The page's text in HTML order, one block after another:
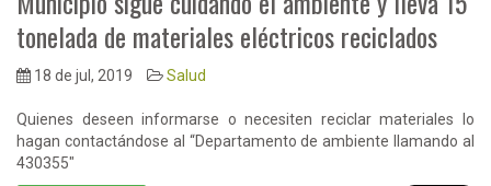
tonelada de materiales eléctricos reciclados
18 de jul, 2019 Salud
Quienes deseen informarse o necesiten reciclar materiales lo
hagan contactándose al “Departamento de ambiente llamando al
430355"